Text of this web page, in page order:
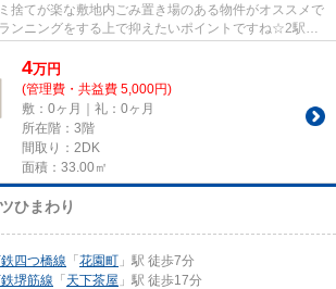
捨てが楽な敷地内ごみ置き場のある物件がオススメで
ンニングをする上で抑えたいポイントですね☆2駅利
4万円
(管理費・共益費 5,000円)
敷：0ヶ月｜礼：0ヶ月
所在階：3階
間取り：2DK
面積：33.00㎡
ひまわり
四つ橋線 「 花園町 」駅 徒歩7分
堺筋線 「 天下茶屋 」駅 徒歩17分